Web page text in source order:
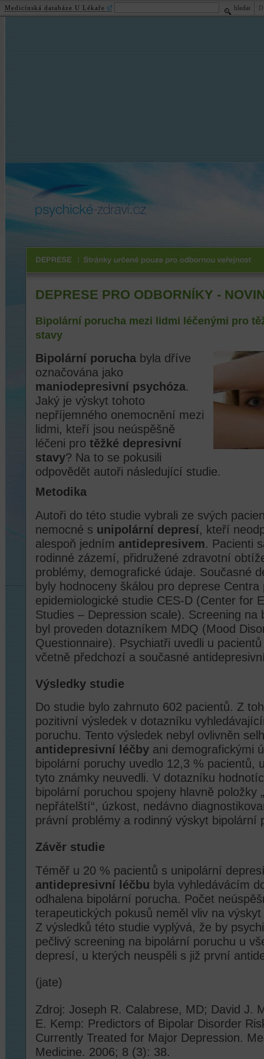
psychické-zdraví.cz
Deprese | Stránky určené pouze pro odbornou veřejnost
DEPRESE PRO ODBORNÍKY -
Bipolární porucha mezi lidmi léčenými pro
stavy
Bipolární porucha byla dříve
označována jako
maniodepresivní psychóza.
Jaký je výskyt tohoto
nepříjemného onemocnění mezi
lidmi, kteří jsou neúspěšně
léčeni pro těžké depresivní
stavy? Na to se pokusili
odpovědět autoři následující studie.
Metodika
Autoři do této studie vybrali ze svých
nemocné s unipolární depresí, kteří
alespoň jedním antidepresivem. Pacienti
rodinné zázemí, přidružené zdravotní
problémy, demografické údaje. Současné
byly hodnoceny škálou pro deprese Centra
epidemiologické studie CES-D (Center for
Studies – Depression scale). Screening na
byl proveden dotazníkem MDQ (Mood
Questionnaire). Psychiatři uvedli u
včetně předchozí a současné
Výsledky studie
Do studie bylo zahrnuto 602 pacientů. Z
pozitivní výsledek v dotazníku
poruchu. Tento výsledek nebyl ovlivněn
antidepresivní léčby ani demografickými
bipolární poruchy uvedlo 12,3 % pacientů,
tyto známky neuvedli. V dotazníku
bipolární poruchou spojeny hlavně položky
nepřátelští“, úzkost, nedávno
právní problémy a rodinný výskyt bipolární
Závěr studie
Téměř u 20 % pacientů s unipolární
antidepresivní léčbu byla vyhledávácím
odhalena bipolární porucha. Počet
terapeutických pokusů neměl vliv na
Z výsledků této studie vyplývá, že by
pečlivý screening na bipolární poruchu u
depresí, u kterých neuspěli s již první
(jate)
Zdroj: Joseph R. Calabrese, MD; David J.
E. Kemp: Predictors of Bipolar Disorder
Currently Treated for Major Depression.
Medicine. 2006; 8 (3): 38.
Medicínská databáze U Lékaře hledat